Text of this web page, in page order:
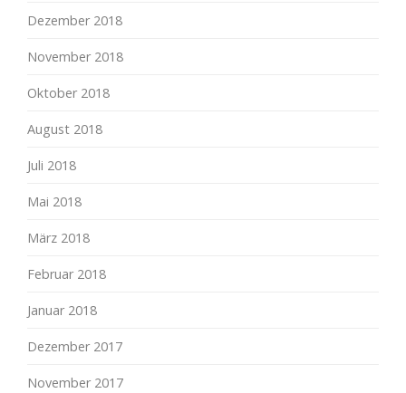
Dezember 2018
November 2018
Oktober 2018
August 2018
Juli 2018
Mai 2018
März 2018
Februar 2018
Januar 2018
Dezember 2017
November 2017